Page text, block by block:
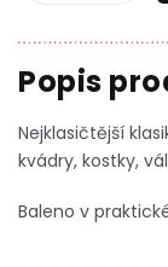
Nejklasičtější
kvádry, kostky,
Baleno v